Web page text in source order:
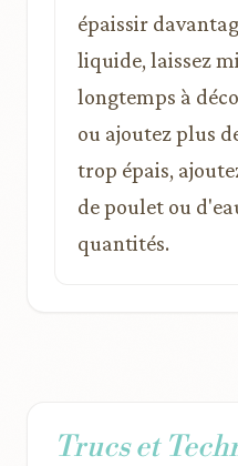
épaissir
liquide, laissez
longtemps à
ou ajoutez plus
trop épais,
de poulet ou
quantités.
Trucs et